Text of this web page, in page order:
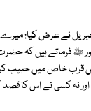
نے عرض کیا: میرے
ﷺ فرماتے ہیں کہ
خاص میں حبیب
نہ کسی نے اس کا قصد